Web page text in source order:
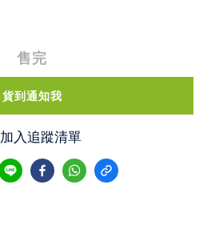
售完
貨到通知我
加入追蹤清單